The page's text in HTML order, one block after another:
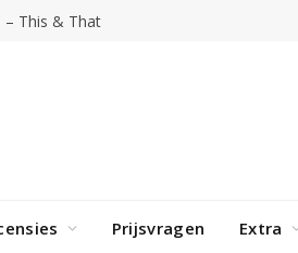
Orbit overleden
Prijsvragen Extra